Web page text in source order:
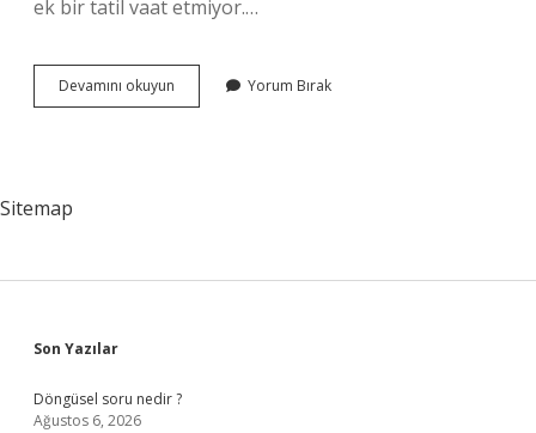
ek bir tatil vaat etmiyor.…
Devamını okuyun
19
Yorum Bırak
Sitemap
Sidebar
Son Yazılar
Döngüsel soru nedir ?
Ağustos 6, 2026